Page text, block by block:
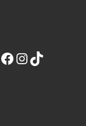
Facebook InstagramTikTok